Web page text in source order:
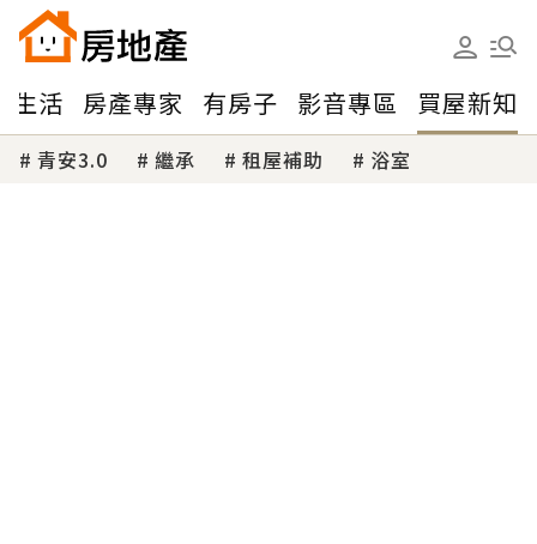
生活 房產專家 有房子 影音專區 買屋新知
青安3.0 繼承 租屋補助 浴室